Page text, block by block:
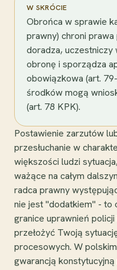
W SKRÓCIE
Obrońca w sprawie
prawny) chroni
doradza, uczestniczy
obronę i sporządza
obowiązkowa (art.
środków mogą
(art. 78 KPK).
Postawienie zarzutów
przesłuchanie w
większości ludzi
ważące na całym
radca prawny
nie jest "dodatkiem" - to
granice uprawnień
przełożyć Twoją
procesowych. W
gwarancją konstytucyjną